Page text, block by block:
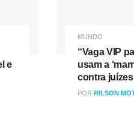
e
MUNDO
“Vaga VIP
usam a
contra
POR RILSON